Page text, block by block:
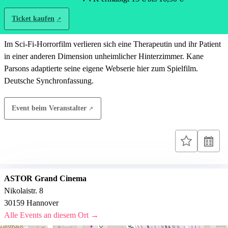
Ticket kaufen
Im Sci-Fi-Horrorfilm verlieren sich eine Therapeutin und ihr Patient
in einer anderen Dimension unheimlicher Hinterzimmer. Kane
Parsons adaptierte seine eigene Webserie hier zum Spielfilm.
Deutsche Synchronfassung.
Event beim Veranstalter
ASTOR Grand Cinema
Nikolaistr. 8
30159 Hannover
Alle Events an diesem Ort →